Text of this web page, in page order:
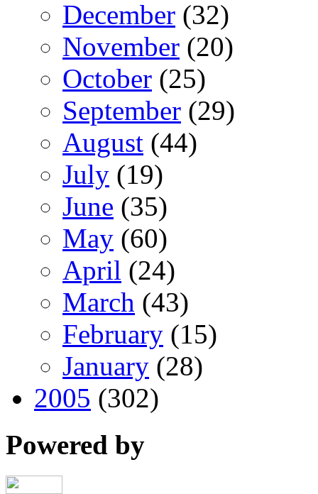
December (32)
November (20)
October (25)
September (29)
August (44)
July (19)
June (35)
May (60)
April (24)
March (43)
February (15)
January (28)
2005 (302)
Powered by